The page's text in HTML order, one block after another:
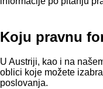
Koju pravnu
U Austriji, kao i na
oblici koje možete
poslovanja.